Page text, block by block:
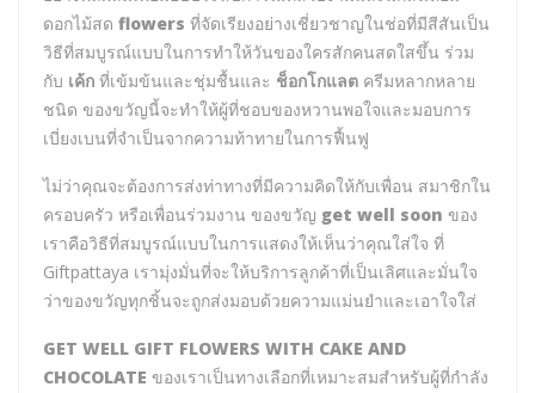
ดอกไม้สด flowers ที่จัดเรียงอย่างเชี่ยวชาญในช่อที่มีสีสันเป็น
วิธีที่สมบูรณ์แบบในการทำให้วันของใครสักคนสดใสขึ้น ร่วม
กับ เค้ก ที่เข้มข้นและชุ่มชื้นและ ช็อกโกแลต ครีมหลากหลาย
ชนิด ของขวัญนี้จะทำให้ผู้ที่ชอบของหวานพอใจและมอบการ
เบี่ยงเบนที่จำเป็นจากความท้าทายในการฟื้นฟู
ไม่ว่าคุณจะต้องการส่งท่าทางที่มีความคิดให้กับเพื่อน สมาชิกใน
ครอบครัว หรือเพื่อนร่วมงาน ของขวัญ get well soon ของ
เราคือวิธีที่สมบูรณ์แบบในการแสดงให้เห็นว่าคุณใส่ใจ ที่
Giftpattaya เรามุ่งมั่นที่จะให้บริการลูกค้าที่เป็นเลิศและมั่นใจ
ว่าของขวัญทุกชิ้นจะถูกส่งมอบด้วยความแม่นยำและเอาใจใส่
GET WELL GIFT FLOWERS WITH CAKE AND
CHOCOLATE ของเราเป็นทางเลือกที่เหมาะสมสำหรับผู้ที่กำลัง